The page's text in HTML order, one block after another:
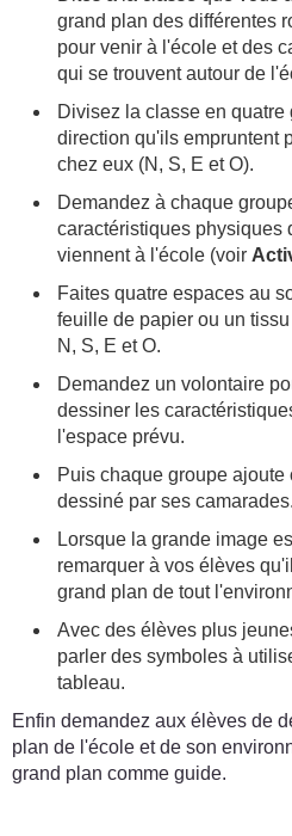
grand plan des différentes
pour venir à l'école et des
qui se trouvent autour de
Divisez la classe en
direction qu'ils empruntent
chez eux (N, S, E et O).
Demandez à chaque
caractéristiques physiques
viennent à l'école (voir
Faites quatre espaces au
feuille de papier ou un
N, S, E et O.
Demandez un volontaire
dessiner les
l'espace prévu.
Puis chaque groupe
dessiné par ses camarades.
Lorsque la grande image
remarquer à vos élèves
grand plan de tout
Avec des élèves plus
parler des symboles à
tableau.
Enfin demandez aux élèves de
plan de l'école et de son
grand plan comme guide.